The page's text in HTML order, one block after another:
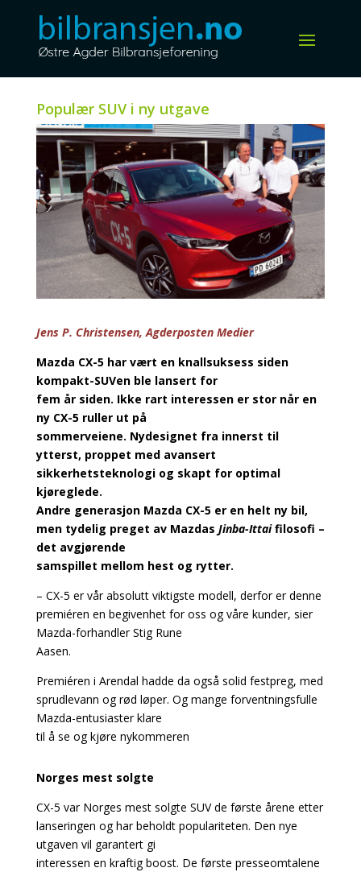
Populær SUV i ny utgave
Jens P. Christensen, Agderposten Medier
Mazda CX-5 har vært en knallsuksess siden
kompakt-SUVen ble lansert for
fem år siden. Ikke rart interessen er stor når en
ny CX-5 ruller ut på
sommerveiene. Nydesignet fra innerst til
ytterst, proppet med avansert
sikkerhetsteknologi og skapt for optimal
kjøreglede.
Andre generasjon Mazda CX-5 er en helt ny bil,
men tydelig preget av Mazdas Jinba-Ittaifilosofi –
det avgjørende
samspillet mellom hest og rytter.
– CX-5 er vår absolutt viktigste modell, derfor er denne
premiéren en begivenhet for oss og våre kunder, sier
Mazda-forhandler Stig Rune
Aasen.
Premiéren i Arendal hadde da også solid festpreg, med
sprudlevann og rød løper. Og mange forventningsfulle
Mazda-entusiaster klare
til å se og kjøre nykommeren
Norges mest solgte
CX-5 var Norges mest solgte SUV de første årene etter
lanseringen og har beholdt populariteten. Den nye
utgaven vil garantert gi
interessen en kraftig boost. De første presseomtalene